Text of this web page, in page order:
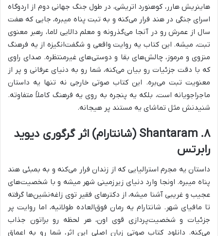
هاینریش هارر، کوهنورد اتریشی، در طول جنگ جهانی دوم از اردوگاه
اسرای جنگی در هند فرار می‌کنه و به تبت پناه میبره، جایی که هفت
سال از عمرش رو در آنجا می‌گذرونه و معلم دالایی لاما، رهبر معنوی
تبت، میشه. این کتاب یه روایت واقعی و شگفت‌انگیزه از یه فرهنگ
منزوی و مرموز، چالش‌های بقا و دوستی‌های غیرمنتظره. صدای راوی
که با دقت جزئیات رو بیان می‌کنه، شما رو به دنیای عرفانی و پر از
معنویت تبت می‌بره. این کتاب صوتی خارجی نه تنها یه داستان
ماجراجویانه است، بلکه یه پنجره به روی یه فرهنگ کاملاً متفاوته.
شنیدنش مثل تماشای یه مستند پر هیجانه.
۸. Shantaram (شانتارام) اثر گرگوری دیوید
رابرتس
داستان یه مجرم استرالیایی که از زندان فرار می‌کنه و به بمبئی هند
پناه میبره. اونجا وارد دنیای زیرزمینی شهر میشه و با شخصیت‌های
عجیب و غریبی آشنا میشه، از دکترهای فقیر توی زاغه‌نشین‌ها گرفته
تا مافیای شهر. شانتارام یه رمان فوق‌العاده طولانیه، اما روایت پر
جزئیات و شخصیت‌پردازی قوی اون، هر لحظه رو براتون جذاب
می‌کنه. دانلود کتاب صوتی زبان اصلی این اثر، شما رو به اعماق